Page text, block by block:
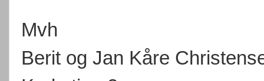
Mvh
Berit og Jan Kåre